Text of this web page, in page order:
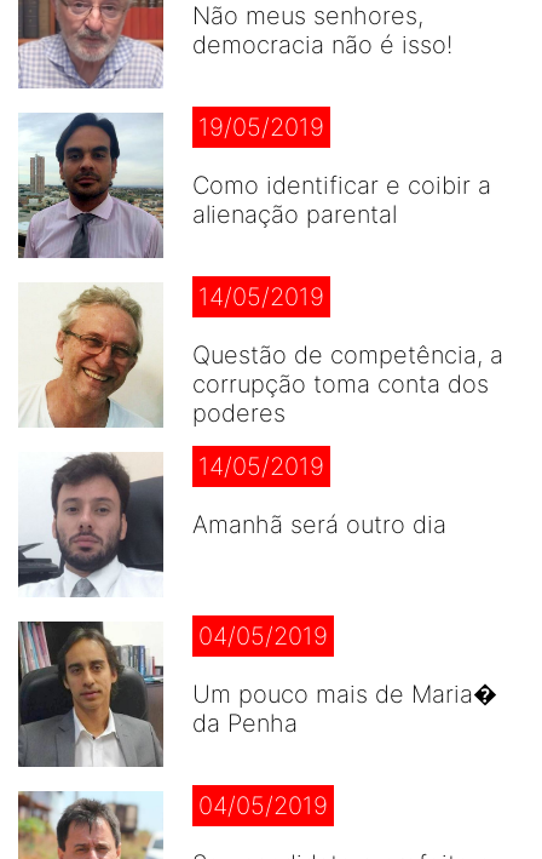
Não meus senhores,
democracia não é isso!
19/05/2019
Como identificar e coibir a
alienação parental
14/05/2019
Questão de competência, a
corrupção toma conta dos
poderes
14/05/2019
Amanhã será outro dia
04/05/2019
Um pouco mais de Maria�
da Penha
04/05/2019